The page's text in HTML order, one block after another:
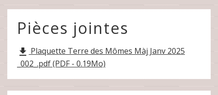
Pièces jointes
file_download Plaquette Terre des Mômes Màj Janv 2025
_002_.pdf (PDF - 0.19Mo)